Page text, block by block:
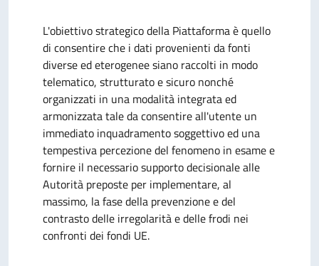
L'obiettivo strategico della Piattaforma è quello
di consentire che i dati provenienti da fonti
diverse ed eterogenee siano raccolti in modo
telematico, strutturato e sicuro nonché
organizzati in una modalità integrata ed
armonizzata tale da consentire all'utente un
immediato inquadramento soggettivo ed una
tempestiva percezione del fenomeno in esame e
fornire il necessario supporto decisionale alle
Autorità preposte per implementare, al
massimo, la fase della prevenzione e del
contrasto delle irregolarità e delle frodi nei
confronti dei fondi UE.